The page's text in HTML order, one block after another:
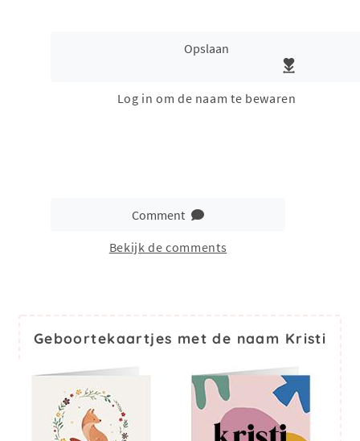
Opslaan
Log in om de naam te bewaren
Comment
Bekijk de comments
Geboortekaartjes met de naam Kristi